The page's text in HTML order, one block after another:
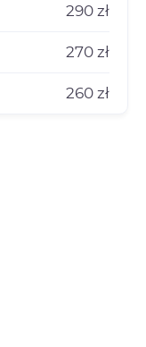
290 zł
270 zł
260 zł